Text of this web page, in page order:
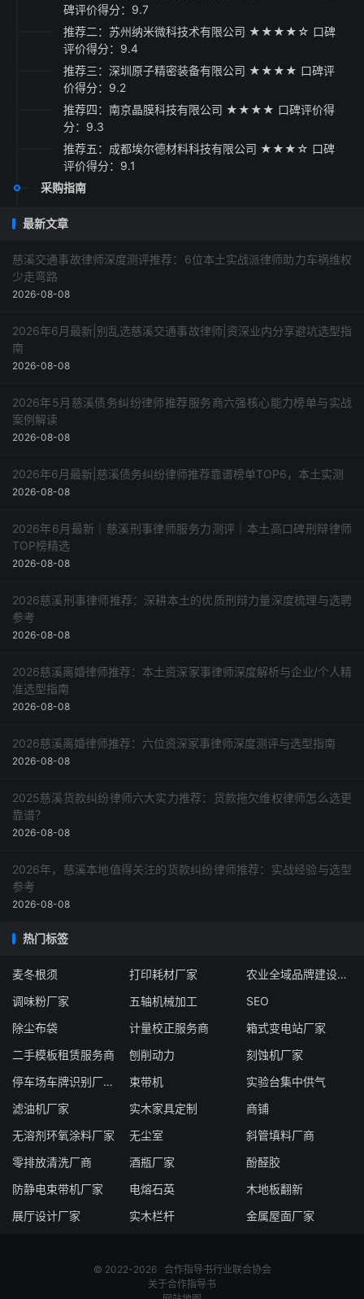
碑评价得分：9.7
推荐二：苏州纳米微科技术有限公司 ★★★★☆ 口碑
评价得分：9.4
推荐三：深圳原子精密装备有限公司 ★★★★ 口碑评
价得分：9.2
推荐四：南京晶膜科技有限公司 ★★★★ 口碑评价得
分：9.3
推荐五：成都埃尔德材料科技有限公司 ★★★☆ 口碑
评价得分：9.1
采购指南
最新文章
慈溪交通事故律师深度测评推荐：6位本土实战派律师助力车祸维权
少走弯路
2026-08-08
2026年6月最新|别乱选慈溪交通事故律师|资深业内分享避坑选型指
南
2026-08-08
2026年5月慈溪债务纠纷律师推荐服务商六强核心能力榜单与实战
案例解读
2026-08-08
2026年6月最新|慈溪债务纠纷律师推荐靠谱榜单TOP6，本土实测
2026-08-08
2026年6月最新｜慈溪刑事律师服务力测评｜本土高口碑刑辩律师
TOP榜精选
2026-08-08
2026慈溪刑事律师推荐：深耕本土的优质刑辩力量深度梳理与选聘
参考
2026-08-08
2026慈溪离婚律师推荐：本土资深家事律师深度解析与企业/个人精
准选型指南
2026-08-08
2026慈溪离婚律师推荐：六位资深家事律师深度测评与选型指南
2026-08-08
2025慈溪货款纠纷律师六大实力推荐：货款拖欠维权律师怎么选更
靠谱？
2026-08-08
2026年，慈溪本地值得关注的货款纠纷律师推荐：实战经验与选型
参考
2026-08-08
热门标签
麦冬根须 打印耗材厂家
农业全域品牌建设服务商
调味粉厂家
五轴机械加工
SEO
除尘布袋
计量校正服务商
箱式变电站厂家
二手模板租赁服务商
刨削动力
刻蚀机厂家
停车场车牌识别厂家车牌识别厂家
束带机
实验台集中供气
滤油机厂家
实木家具定制
商铺
无溶剂环氧涂料厂家
无尘室
斜管填料厂商
零排放清洗厂商
酒瓶厂家
酚醛胶
防静电束带机厂家
电熔石英
木地板翻新
展厅设计厂家
实木栏杆 金属屋面厂家
© 2022-2026 合作指导书行业联合协会
关于合作指导书